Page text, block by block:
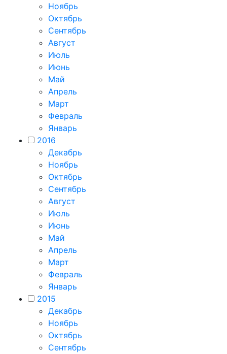
Ноябрь
Октябрь
Сентябрь
Август
Июль
Июнь
Май
Апрель
Март
Февраль
Январь
2016
Декабрь
Ноябрь
Октябрь
Сентябрь
Август
Июль
Июнь
Май
Апрель
Март
Февраль
Январь
2015
Декабрь
Ноябрь
Октябрь
Сентябрь